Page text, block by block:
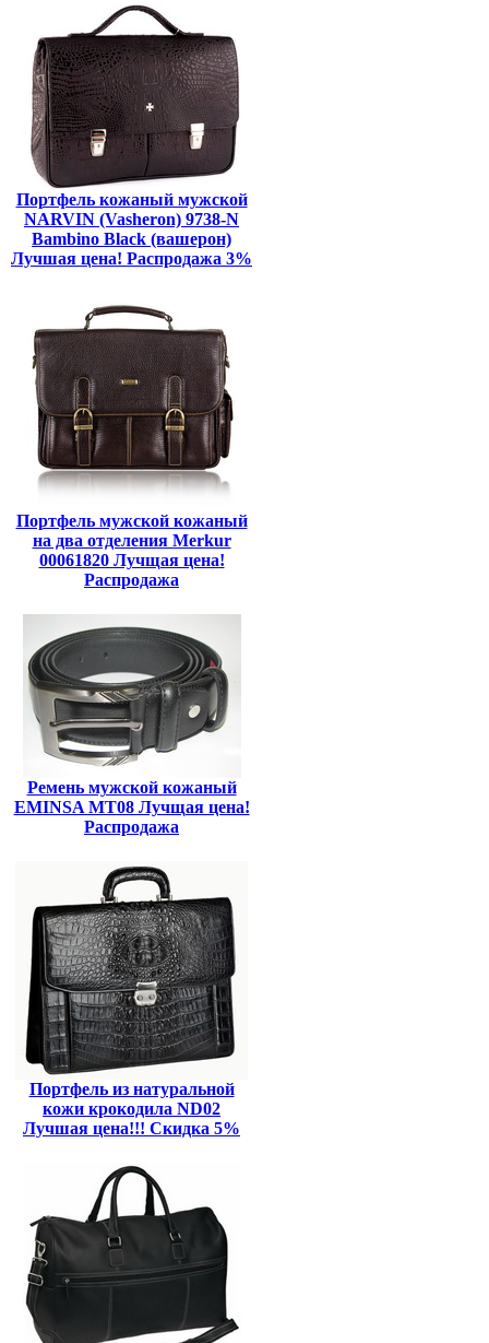
Портфель кожаный мужской
NARVIN (Vasheron) 9738-N
Bambino Black (вашерон)
Лучшая цена! Распродажа 3%
Портфель мужской кожаный
на два отделения Merkur
00061820 Лучщая цена!
Распродажа
Ремень мужской кожаный
EMINSA MT08 Лучщая цена!
Распродажа
Портфель из натуральной
кожи крокодила ND02
Лучшая цена!!! Скидка 5%